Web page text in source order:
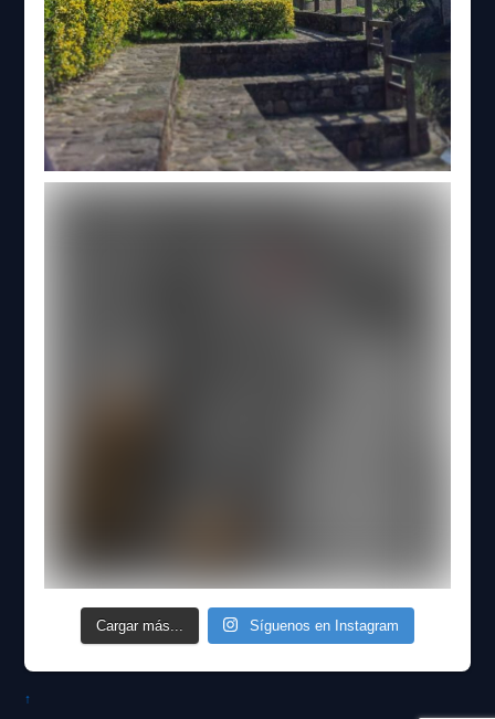
Cargar más... Síguenos en Instagram
↑